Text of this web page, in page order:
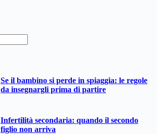
Se il bambino si perde in spiaggia: le regole
da insegnargli prima di partire
Infertilità secondaria: quando il secondo
figlio non arriva